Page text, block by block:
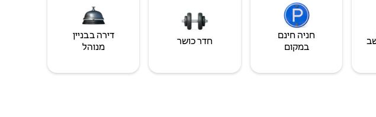
חניה חינם
במקום
חדר כושר
דירה בבניין
מנוהל